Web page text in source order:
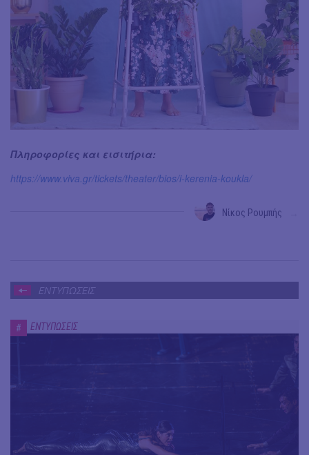
Πληροφορίες και εισιτήρια:
https://www.viva.gr/tickets/theater/bios/i-kerenia-koukla/
Νίκος Ρουμπής
ΕΝΤΥΠΩΣΕΙΣ
# ΕΝΤΥΠΩΣΕΙΣ